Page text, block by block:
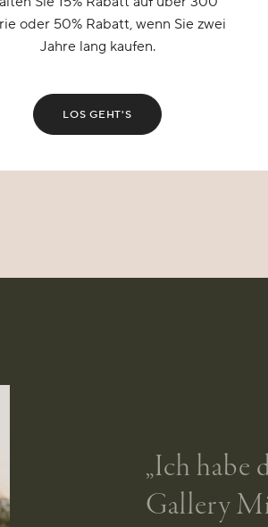
oder 50% Rabatt, wenn Sie zwei
Jahre lang kaufen.
LOS GEHT'S
„Ich habe
Gallery